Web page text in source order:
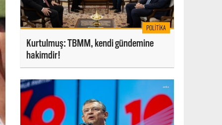
POLITIKA
Kurtulmuş: TBMM, kendi gündemine
hakimdir!